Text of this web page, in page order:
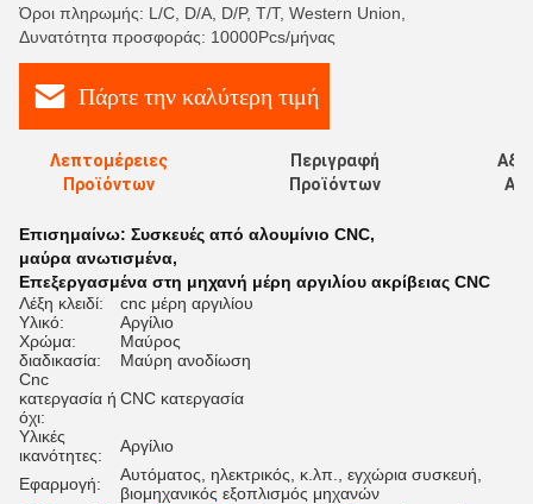
Όροι πληρωμής: L/C, D/A, D/P, T/T, Western Union,
Δυνατότητα προσφοράς: 10000Pcs/μήνας
Πάρτε την καλύτερη τιμή
Λεπτομέρειες
Προϊόντων
Περιγραφή
Προϊόντων
Επισημαίνω: Συσκευές από αλουμίνιο CNC,
μαύρα ανωτισμένα,
Επεξεργασμένα στη μηχανή μέρη αργιλίου ακρίβειας CNC
Λέξη κλειδί:
cnc μέρη αργιλίου
Υλικό:
Αργίλιο
Χρώμα:
Μαύρος
διαδικασία:
Μαύρη ανοδίωση
Cnc
κατεργασία ή
όχι:
CNC κατεργασία
Υλικές
ικανότητες:
Αργίλιο
Εφαρμογή:
Αυτόματος, ηλεκτρικός, κ.λπ., εγχώρια συσκευή,
βιομηχανικός εξοπλισμός μηχανών